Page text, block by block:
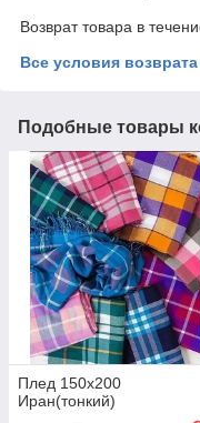
Возврат товара в
Все условия возврата
Подобные товары
Плед 150х200
Иран(тонкий)